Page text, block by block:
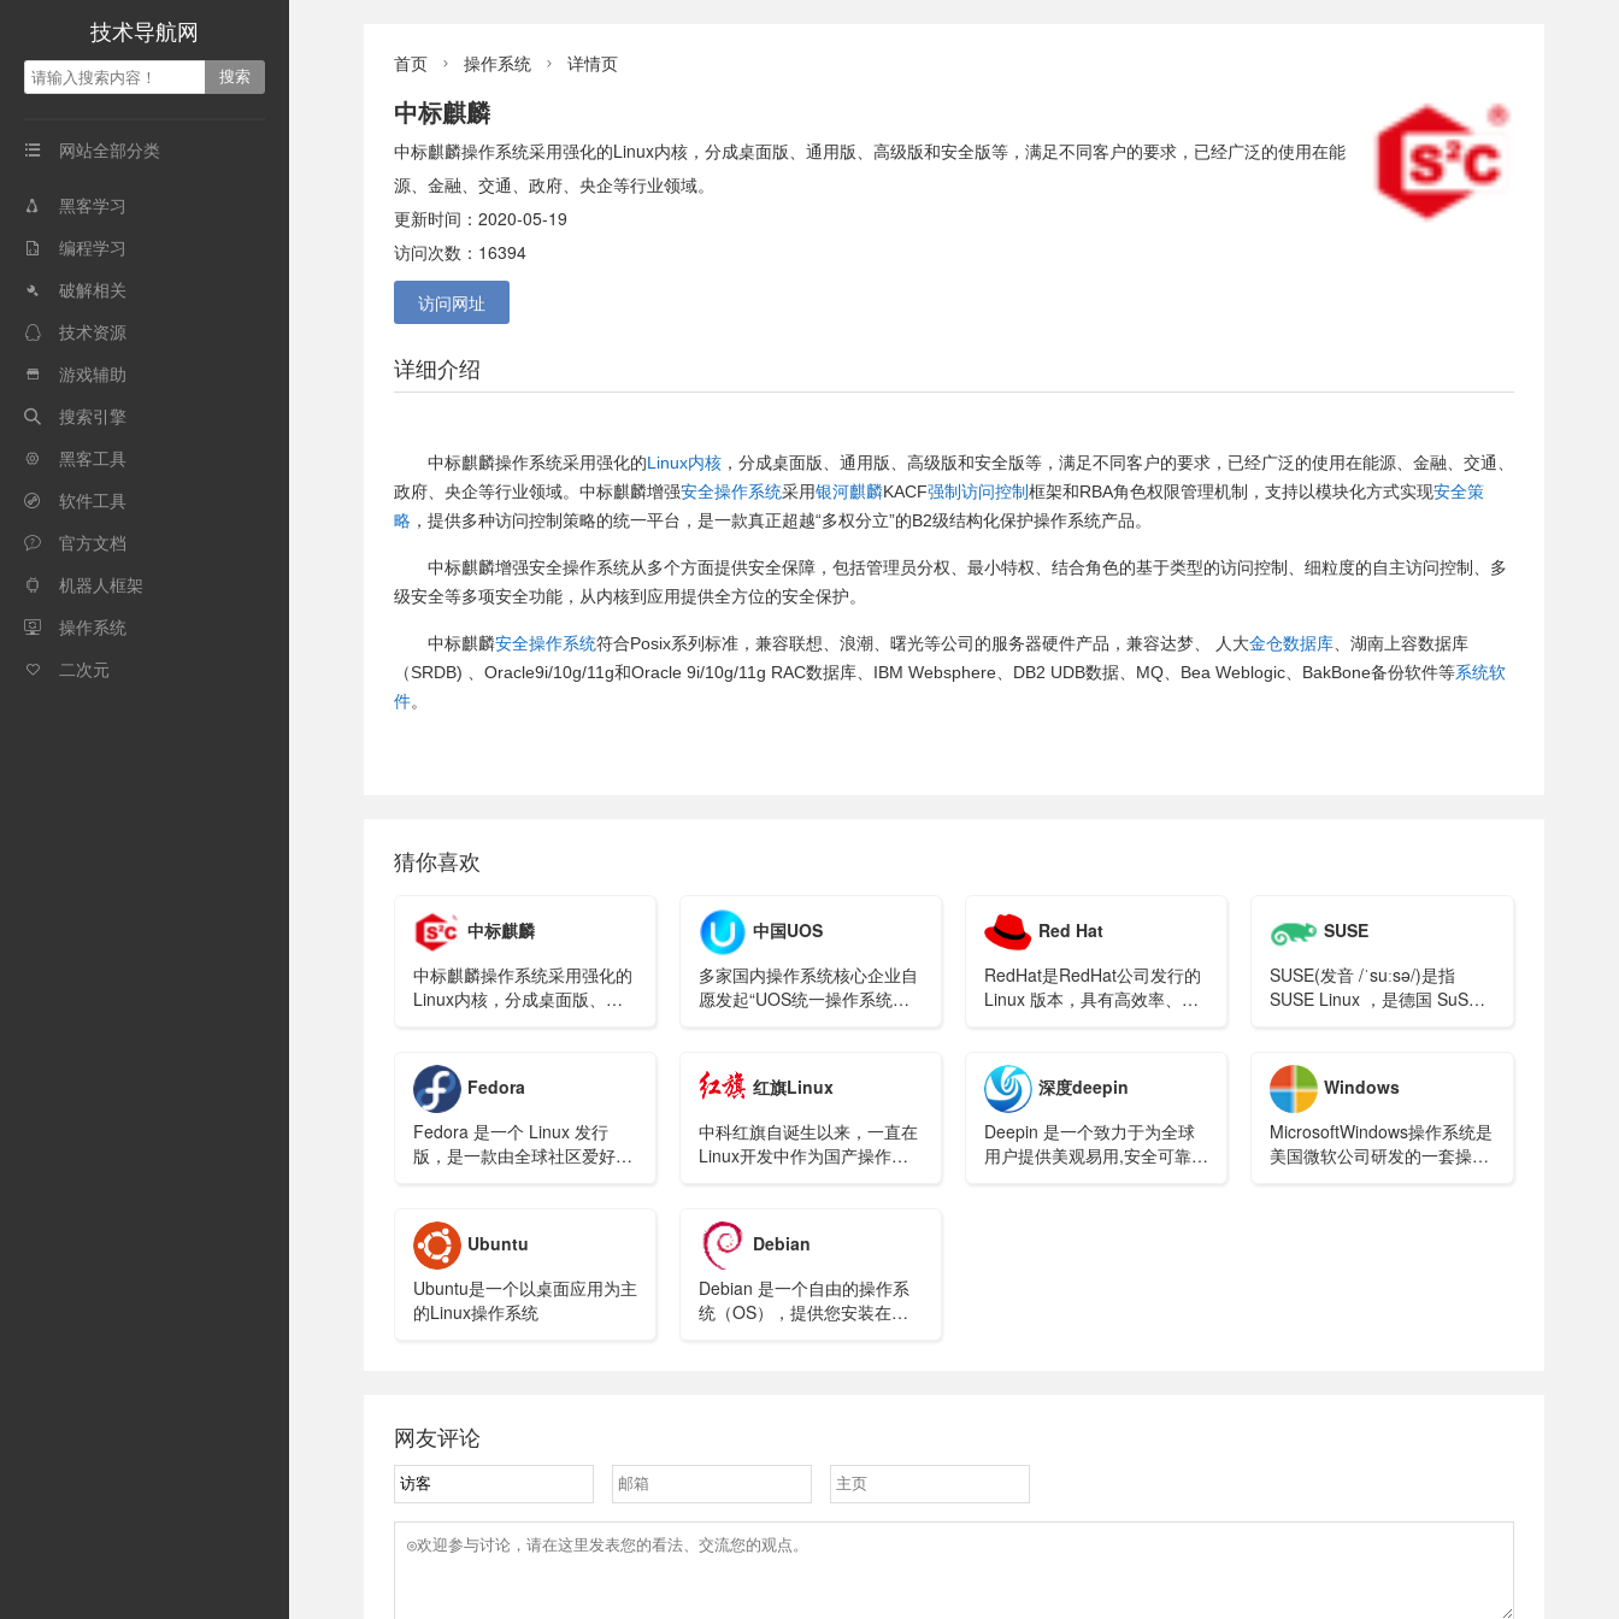
技术导航网
 网站全部分类
 黑客学习
 编程学习
 破解相关
 技术资源
 游戏辅助
 搜索引擎
 黑客工具
 软件工具
 官方文档
 机器人框架
 操作系统
 二次元
首页  操作系统  详情页
中标麒麟
中标麒麟操作系统采用强化的Linux内核，分成桌面版、通用版、高级版和安全版等，满足不同客户的要求，已经广泛的使用在能
源、金融、交通、政府、央企等行业领域。
更新时间：2020-05-19
访问次数：16394
访问网址
详细介绍
中标麒麟操作系统采用强化的Linux内核 ，分成桌面版、通用版、高级版和安全版等，满足不同客户的要求，已经广泛的使用在能源、金融、交通、
政府、央企等行业领域。中标麒麟增强安全操作系统采用银河麒麟KACF强制访问控制框架和RBA角色权限管理机制，支持以模块化方式实现安全策
略 ，提供多种访问控制策略的统一平台，是一款真正超越“多权分立”的B2级结构化保护操作系统产品。
中标麒麟增强安全操作系统从多个方面提供安全保障，包括管理员分权、最小特权、结合角色的基于类型的访问控制、细粒度的自主访问控制、多
级安全等多项安全功能，从内核到应用提供全方位的安全保护。
中标麒麟安全操作系统符合Posix系列标准，兼容联想、浪潮、曙光等公司的服务器硬件产品，兼容达梦、 人大金仓数据库 、湖南上容数据库
（SRDB) 、Oracle9i/10g/11g和Oracle 9i/10g/11g RAC数据库、IBM Websphere、DB2 UDB数据、MQ、Bea Weblogic、BakBone备份软件等系统软
件。
猜你喜欢
中标麒麟
中标麒麟操作系统采用强化的
Linux内核，分成桌面版、通
的使用在能源、金融、交通、
政府、央企等行业领域。
中国UOS
多家国内操作系统核心企业自
愿发起“UOS统一操作系统筹
Red Hat
RedHat是RedHat公司发行的
Linux 版本，具有高效率、可
SUSE
SUSE(发音 /ˈsuːsə/)是指
SUSE Linux ，是德国 SuSE
Fedora
Fedora 是一个 Linux 发行
版，是一款由全球社区爱好者
红旗Linux
中科红旗自诞生以来，一直在
Linux开发中作为国产操作系
深度deepin
Deepin 是一个致力于为全球
用户提供美观易用,安全可靠的
Windows
MicrosoftWindows操作系统是
美国微软公司研发的一套操作
Ubuntu
Ubuntu是一个以桌面应用为主
的Linux操作系统
Debian
Debian 是一个自由的操作系
统（OS），提供您安装在计
网友评论